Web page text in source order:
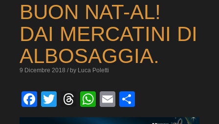
BUON NAT-AL!
DAI MERCATINI DI
ALBOSAGGIA.
9 Dicembre 2018 / by Luca Poletti
Facebook
Twitter
Threads
WhatsApp
Email